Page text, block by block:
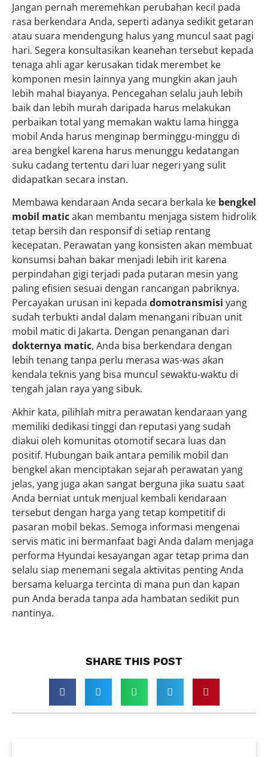
Jangan pernah meremehkan perubahan kecil pada
rasa berkendara Anda, seperti adanya sedikit getaran
atau suara mendengung halus yang muncul saat pagi
hari. Segera konsultasikan keanehan tersebut kepada
tenaga ahli agar kerusakan tidak merembet ke
komponen mesin lainnya yang mungkin akan jauh
lebih mahal biayanya. Pencegahan selalu jauh lebih
baik dan lebih murah daripada harus melakukan
perbaikan total yang memakan waktu lama hingga
mobil Anda harus menginap berminggu-minggu di
area bengkel karena harus menunggu kedatangan
suku cadang tertentu dari luar negeri yang sulit
didapatkan secara instan.
Membawa kendaraan Anda secara berkala ke bengkel
mobil maticakan membantu menjaga sistem hidrolik
tetap bersih dan responsif di setiap rentang
kecepatan. Perawatan yang konsisten akan membuat
konsumsi bahan bakar menjadi lebih irit karena
perpindahan gigi terjadi pada putaran mesin yang
paling efisien sesuai dengan rancangan pabriknya.
Percayakan urusan ini kepada domotransmisi yang
sudah terbukti andal dalam menangani ribuan unit
mobil matic di Jakarta. Dengan penanganan dari
dokternya matic, Anda bisa berkendara dengan
lebih tenang tanpa perlu merasa was-was akan
kendala teknis yang bisa muncul sewaktu-waktu di
tengah jalan raya yang sibuk.
Akhir kata, pilihlah mitra perawatan kendaraan yang
memiliki dedikasi tinggi dan reputasi yang sudah
diakui oleh komunitas otomotif secara luas dan
positif. Hubungan baik antara pemilik mobil dan
bengkel akan menciptakan sejarah perawatan yang
jelas, yang juga akan sangat berguna jika suatu saat
Anda berniat untuk menjual kembali kendaraan
tersebut dengan harga yang tetap kompetitif di
pasaran mobil bekas. Semoga informasi mengenai
servis matic ini bermanfaat bagi Anda dalam menjaga
performa Hyundai kesayangan agar tetap prima dan
selalu siap menemani segala aktivitas penting Anda
bersama keluarga tercinta di mana pun dan kapan
pun Anda berada tanpa ada hambatan sedikit pun
nantinya.
SHARE THIS POST​